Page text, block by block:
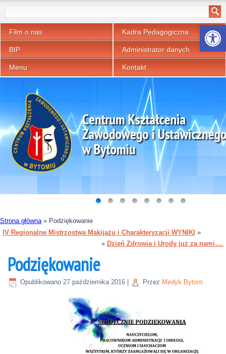
Otwórz
Film o nas Kadra Pedagogiczna
BIP Administrator danych
Menu Kontakt
Strona główna» Podziękowanie
IV Regionalne Mistrzostwa Makijażu i Charakteryzacji WYNIKI »
« Dzień Zdrowia i Urody już za nami….
Podziękowanie
Opublikowano 27 października 2016 Przez Medyk Bytom